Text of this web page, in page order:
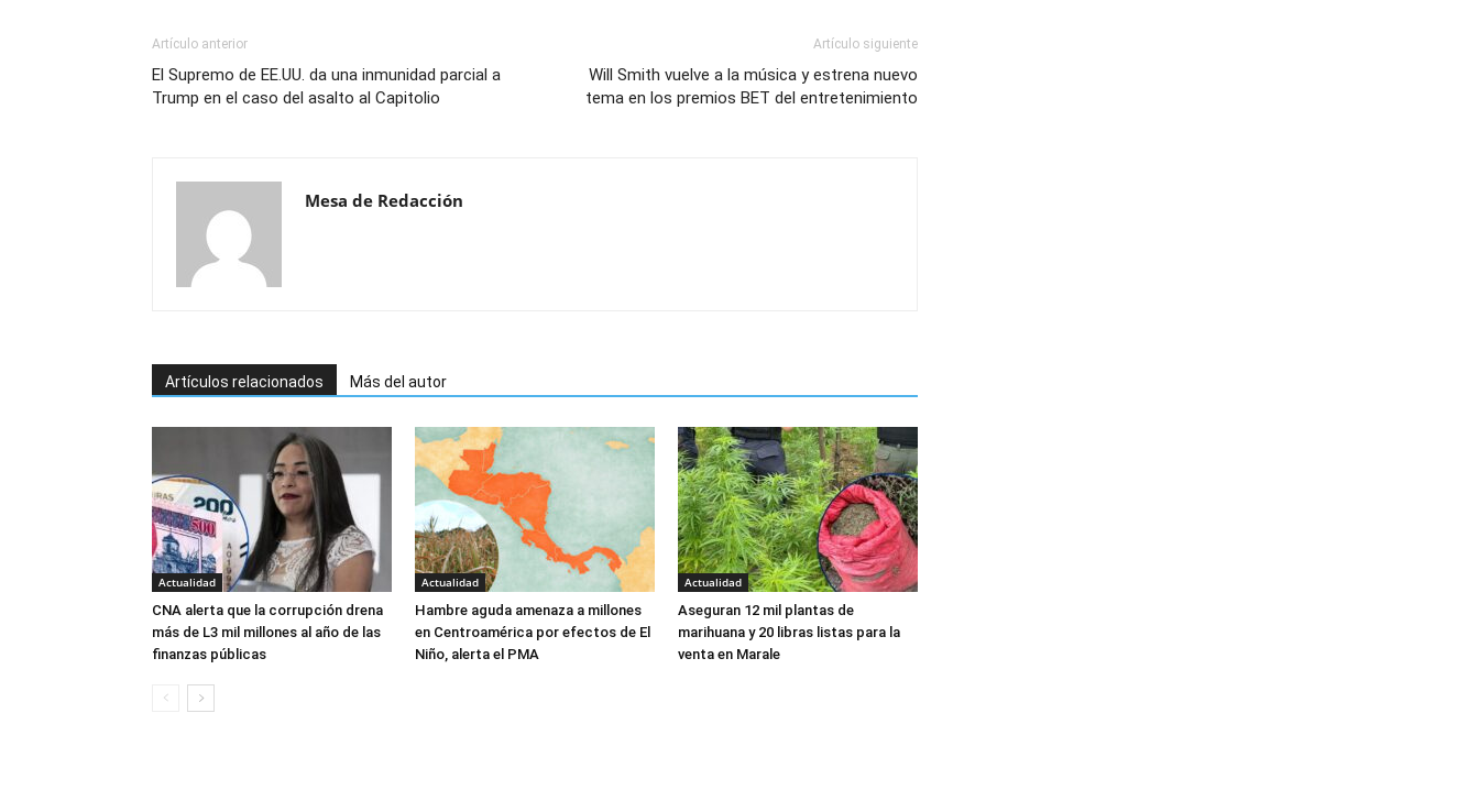
Artículo anterior
El Supremo de EE.UU. da una inmunidad parcial a
Trump en el caso del asalto al Capitolio
Artículo siguiente
Will Smith vuelve a la música y estrena nuevo
tema en los premios BET del entretenimiento
Mesa de Redacción
Artículos relacionados Más del autor
Actualidad
CNA alerta que la corrupción drena
más de L3 mil millones al año de las
finanzas públicas
Actualidad
Hambre aguda amenaza a millones
en Centroamérica por efectos de El
Niño, alerta el PMA
Actualidad
Aseguran 12 mil plantas de
marihuana y 20 libras listas para la
venta en Marale